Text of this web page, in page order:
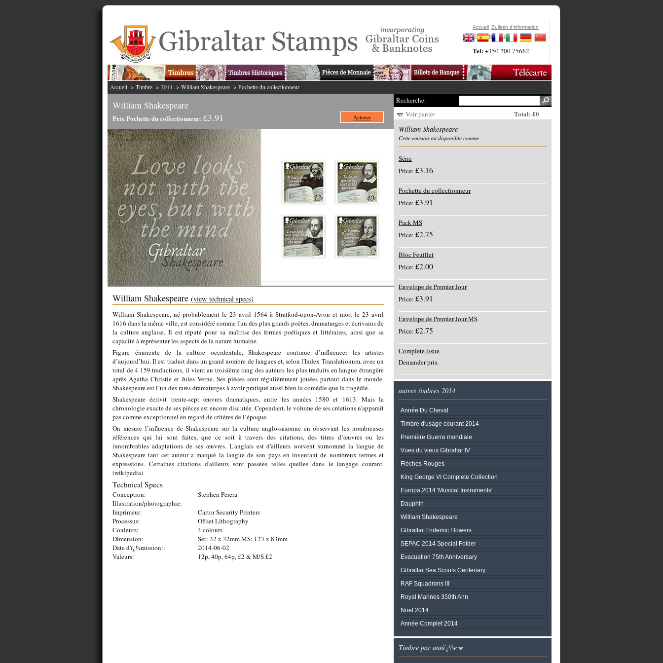
Accueil Bulletin d'information
Contactez-Nous
Tel:+350 200 75662
Accueil -> Timbre -> 2014 -> William Shakespeare -> Pochette du collectionneur
William Shakespeare
Prix Pochette du collectionneur: £3.91 Acheter
William Shakespeare (view technical specs)
William Shakespeare, né probablement le 23 avril 1564 à Stratford-upon-Avon et mort le 23 avril
1616 dans la même ville, est considéré comme l'un des plus grands poètes, dramaturges et écrivains de
la culture anglaise. Il est réputé pour sa maîtrise des formes poétiques et littéraires, ainsi que sa
capacité à représenter les aspects de la nature humaine.
Figure éminente de la culture occidentale, Shakespeare continue d’influencer les artistes
d’aujourd’hui. Il est traduit dans un grand nombre de langues et, selon l'Index Translationum, avec un
total de 4 159 traductions, il vient au troisième rang des auteurs les plus traduits en langue étrangère
après Agatha Christie et Jules Verne. Ses pièces sont régulièrement jouées partout dans le monde.
Shakespeare est l’un des rares dramaturges à avoir pratiqué aussi bien la comédie que la tragédie.
Shakespeare écrivit trente-sept œuvres dramatiques, entre les années 1580 et 1613. Mais la
chronologie exacte de ses pièces est encore discutée. Cependant, le volume de ses créations n'apparaît
pas comme exceptionnel en regard de critères de l’époque.
On mesure l’influence de Shakespeare sur la culture anglo-saxonne en observant les nombreuses
références qui lui sont faites, que ce soit à travers des citations, des titres d’œuvres ou les
innombrables adaptations de ses œuvres. L'anglais est d'ailleurs souvent surnommé la langue de
Shakespeare tant cet auteur a marqué la langue de son pays en inventant de nombreux termes et
expressions. Certaines citations d'ailleurs sont passées telles quelles dans le langage courant.
(wikipedia)
Technical Specs
Conception:
Stephen Perera
Illustration/photographie:
Imprimeur:
Cartor Security Printers
Processus:
Offset Lithography
Couleurs:
4 colours
Dimension:
Set: 32 x 32mm MS: 123 x 83mm
Date d'ï¿½mission::
2014-06-02
Valeurs:
12p, 40p, 64p, £2 & M/S £2
Recherche:
Voir panier
Total: £0
William Shakespeare
Cette emision est disponible comme
Série
Price: £3.16
Pochette du collectionneur
Price: £3.91
Pack MS
Price: £2.75
Bloc Feuillet
Price: £2.00
Envelope de Premier Jour
Price: £3.91
Envelope de Premier Jour MS
Price: £2.75
Complete issue
Demander prix
autres timbres 2014
Année Du Cheval
Timbre d'usage courant 2014
Première Guerre mondiale
Vues du vieux Gibraltar IV
Flèches Rouges
King George VI Complete Collection
Europa 2014 'Musical Instruments'
Dauphin
William Shakespeare
Gibraltar Endemic Flowers
SEPAC 2014 Special Folder
Evacuation 75th Anniversary
Gibraltar Sea Scouts Centenary
RAF Squadrons III
Royal Marines 350th Ann
Noël 2014
Année Complet 2014
Timbre par annï¿½e